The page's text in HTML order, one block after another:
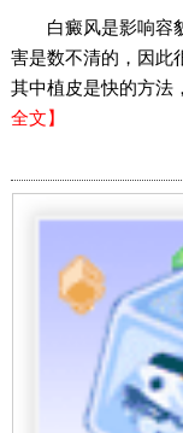
白癜风是影响容
害是数不清的，因此
其中植皮是快的方法
全文】